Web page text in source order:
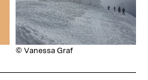
© Vanessa Graf